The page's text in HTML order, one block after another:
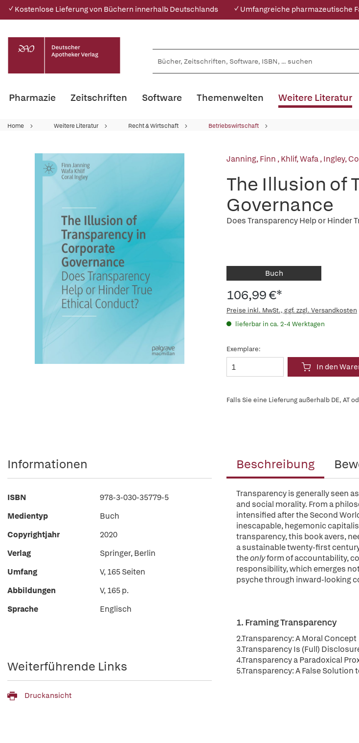
✓ Kostenlose Lieferung von Büchern innerhalb Deutschlands ✓ Umfangreiche pharmazeutische
Pharmazie Zeitschriften Software Themenwelten Weitere Literatur
Home Weitere Literatur Recht & Wirtschaft Betriebswirtschaft
Janning, Finn ,Khlif, Wafa,Ingley,
The Illusion of
Governance
Does Transparency Help or Hinder
Buch
106,99 €*
Preise inkl. MwSt., ggf. zzgl. Versandkosten
lieferbar in ca. 2-4 Werktagen
Exemplare:
In den
Falls Sie eine Lieferung außerhalb DE, AT
Beschreibung
Transparency is generally seen
and social morality. From a
intensified after the Second
inescapable, hegemonic
transparency, this book avers,
a sustainable twenty-first
theonlyform of accountability,
responsibility, which emerges
psyche through inward-looking
1. Framing Transparency
2.Transparency: A Moral Concept
3.Transparency Is (Full)
4.Transparency a Paradoxical
5.Transparency: A False Solution
Informationen
ISBN
978-3-030-35779-5
Medientyp
Buch
Copyrightjahr
2020
Verlag
Springer, Berlin
Umfang
V, 165 Seiten
Abbildungen
V, 165 p.
Sprache
Englisch
Weiterführende Links
Druckansicht